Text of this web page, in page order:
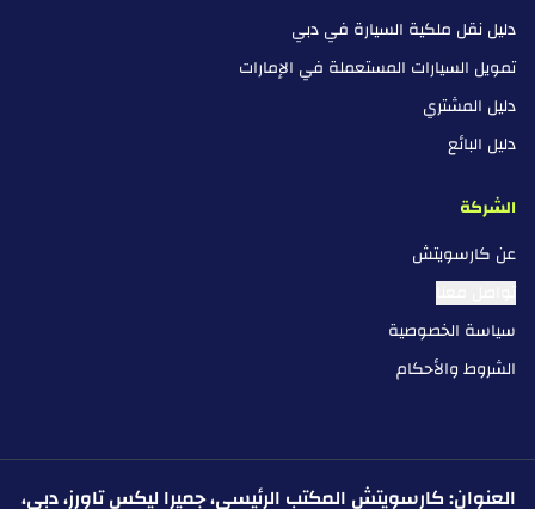
دليل نقل ملكية السيارة في دبي
تمويل السيارات المستعملة في الإمارات
دليل المشتري
دليل البائع
الشركة
عن كارسويتش
تواصل معنا
سياسة الخصوصية
الشروط والأحكام
العنوان: كارسويتش المكتب الرئيسي، جميرا ليكس تاورز، دبي،